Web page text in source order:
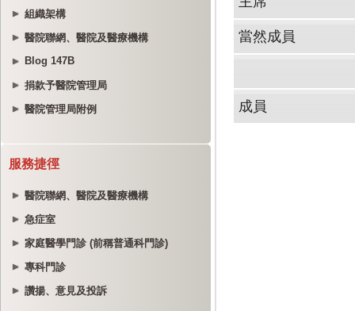
組織架構
醫院聯網、醫院及醫療機構
Blog 147B
捐款予醫院管理局
醫院管理局附例
服務捷徑
醫院聯網、醫院及醫療機構
急症室
家庭醫學門診 (前稱普通科門診)
專科門診
讚揚、意見及投訴